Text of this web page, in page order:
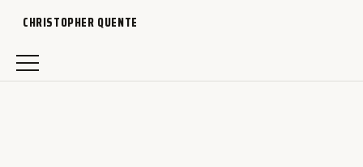
CHRISTOPHER QUENTE